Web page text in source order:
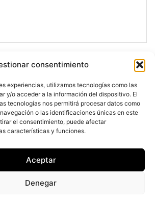
consentimiento
experiencias, utilizamos tecnologías como las
y/o acceder a la información del dispositivo. El
tecnologías nos permitirá procesar datos como
o las identificaciones únicas en este
el consentimiento, puede afectar
características y funciones.
Aceptar
Denegar
Siguiente >